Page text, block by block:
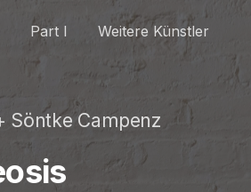
Part I Weitere Künstler
Söntke Campenz